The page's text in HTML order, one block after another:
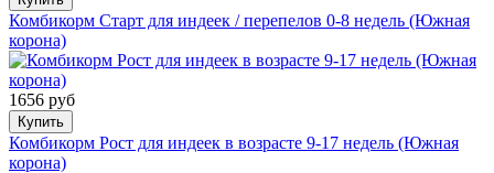
Комбикорм Старт для индеек / перепелов 0-8 недель (Южная
корона)
1656 руб
Купить
Комбикорм Рост для индеек в возрасте 9-17 недель (Южная
корона)